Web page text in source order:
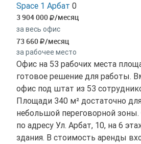
Space 1 Арбат 0
3 904 000 /месяц
за весь офис
73 660 /месяц
за рабочее место
Офис на 53 рабочих места
готовое решение для работы.
офис под штат из 53
Площади 340 м² достаточно
небольшой переговорной
по адресу Ул. Арбат, 10, на 6
здания. В стоимость аренды